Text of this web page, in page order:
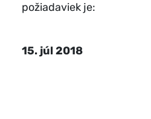
požiadaviek je:
15. júl 2018